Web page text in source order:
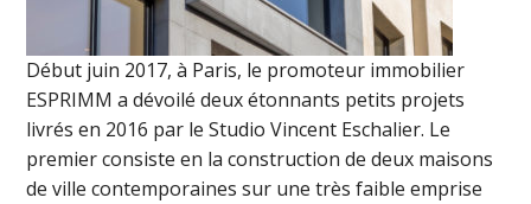
Début juin 2017, à Paris, le promoteur immobilier
ESPRIMM a dévoilé deux étonnants petits projets
livrés en 2016 par le Studio Vincent Eschalier. Le
premier consiste en la construction de deux maisons
de ville contemporaines sur une très faible emprise